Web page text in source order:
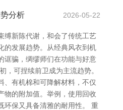
分析 2026-05-22
缚新陈代谢，和会了传统工艺
的发展趋势。从经典风衣到机
诓骗，绸缪师们在功能与好意
，可捏续前卫成为主流趋势。
、有机棉和可降解材料，不仅
物的附加值。举例，使用回收
环保又具备清雅的耐用性。 重